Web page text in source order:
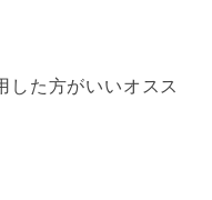
した方がいいオスス